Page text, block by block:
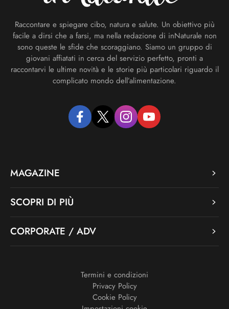
Raccontare e spiegare cibo, natura e salute. Un obiettivo più
facile a dirsi che a farsi, ma nella redazione di inNaturale non
sono queste le sfide che scoraggiano. Siamo un gruppo di
giovani affiatati in cerca del servizio perfetto, pronti a
raccontarvi le ultime novità e le storie più particolari riguardo il
complicato mondo dell’alimentazione.
facebooktwitter instagramyoutube
MAGAZINE
SCOPRI DI PIÙ
CORPORATE / ADV
Termini e condizioni
Privacy Policy
Cookie Policy